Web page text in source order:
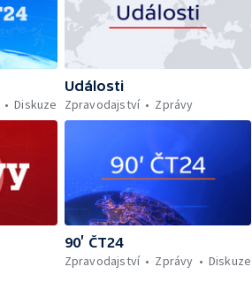
Diskuze
Události
Zpravodajství
Zprávy
90’ ČT24
Zpravodajství
Zprávy Diskuze